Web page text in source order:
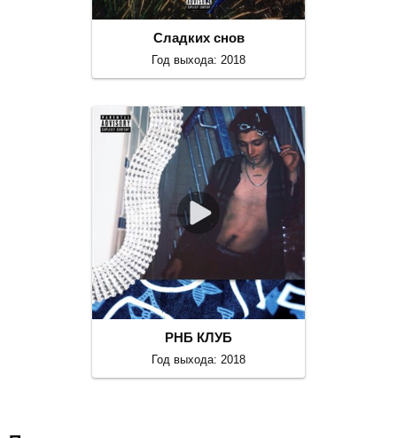
Сладких снов
Год выхода: 2018
РНБ КЛУБ
Год выхода: 2018